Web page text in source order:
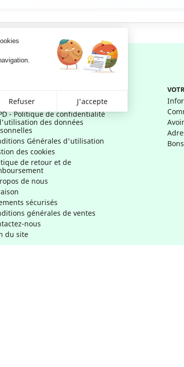
Refuser J'accepte
légales
- Politique de confidentialité
des données
Générales d'utilisation
des cookies
de retour et de
de nous
sécurisés
générales de ventes
nous
du site